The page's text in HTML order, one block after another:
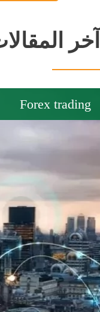
آخر
Forex trading